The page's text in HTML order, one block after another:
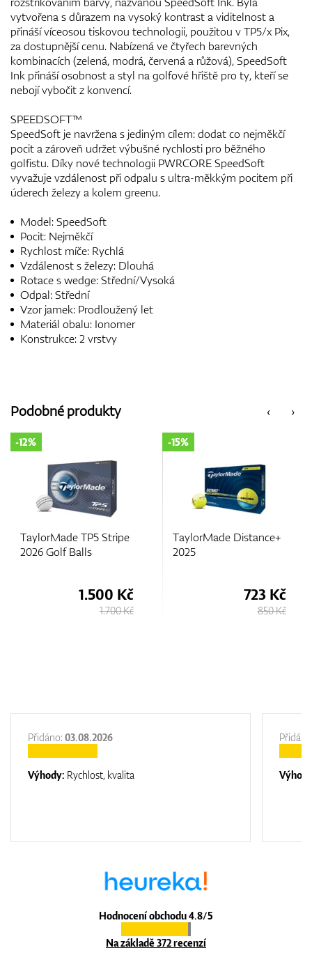
vytvořena s důrazem na vysoký kontrast a viditelnost a
přináší víceosou tiskovou technologii, použitou v TP5/x Pix,
za dostupnější cenu. Nabízená ve čtyřech barevných
kombinacích (zelená, modrá, červená a růžová), SpeedSoft
Ink přináší osobnost a styl na golfové hřiště pro ty, kteří se
nebojí vybočit z konvencí.
SPEEDSOFT™
SpeedSoft je navržena s jediným cílem: dodat co nejměkčí
pocit a zároveň udržet výbušné rychlosti pro běžného
golfistu. Díky nové technologii PWRCORE SpeedSoft
vyvažuje vzdálenost při odpalu s ultra-měkkým pocitem při
úderech železy a kolem greenu.
Model: SpeedSoft
Pocit: Nejměkčí
Rychlost míče: Rychlá
Vzdálenost s železy: Dlouhá
Rotace s wedge: Střední/Vysoká
Odpal: Střední
Vzor jamek: Prodloužený let
Materiál obalu: Ionomer
Konstrukce: 2 vrstvy
‹
Podobné produkty ›
TaylorMade TP5 Stripe
2026 Golf Balls
-12%
1.500 Kč
1.700 Kč
TaylorMade Distance+
2025
-15%
723 Kč
850 Kč
Hodnocení obchodu 4.8/5
Na základě 372 recenzí
Přidáno: 03.08.2026
Výhody: Rychlost, kvalita